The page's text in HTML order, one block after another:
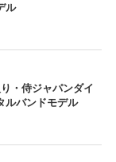
ル
・侍ジャパンダイ
ルバンドモデル